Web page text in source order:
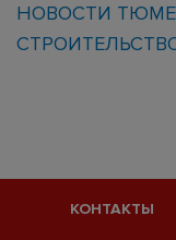
НОВОСТИ
КОНТАКТЫ